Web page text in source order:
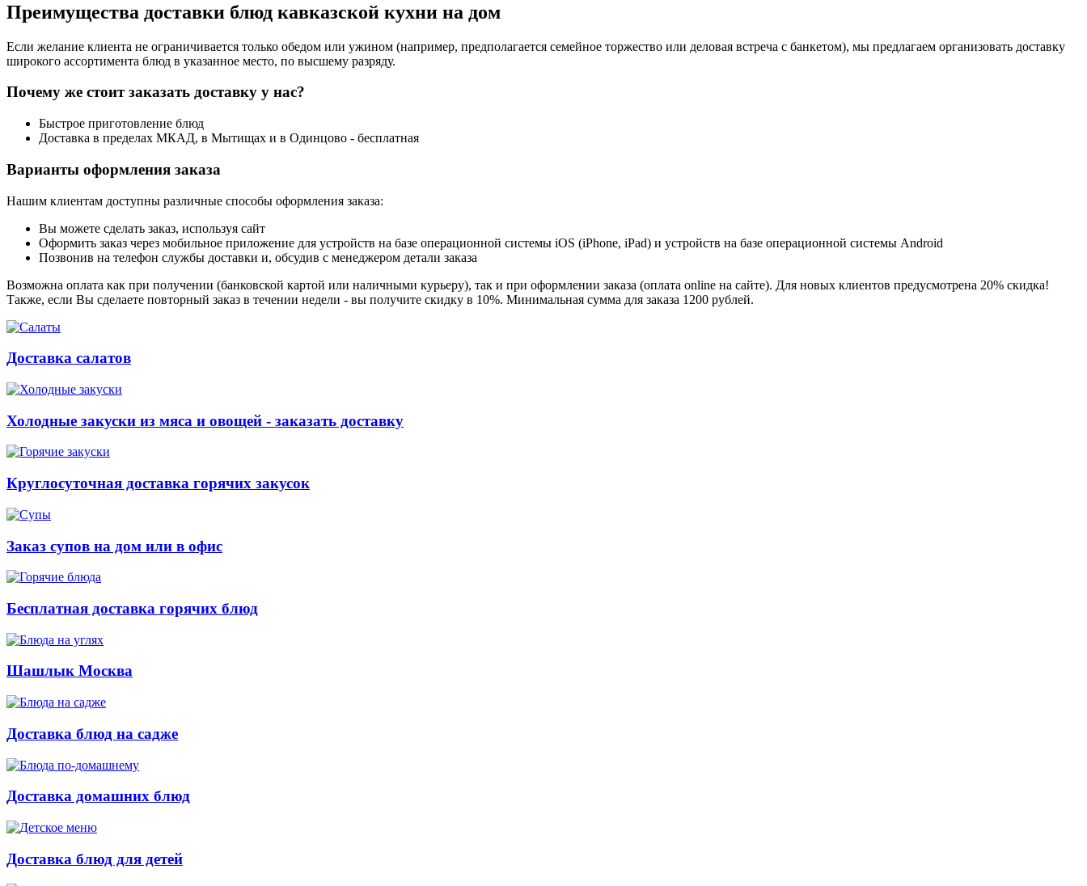
Преимущества доставки блюд кавказской кухни на дом
Если желание клиента не ограничивается только обедом или ужином (например, предполагается семейное торжество или деловая встреча с банкетом), мы предлагаем организовать доставку
широкого ассортимента блюд в указанное место, по высшему разряду.
Почему же стоит заказать доставку у нас?
Быстрое приготовление блюд
Доставка в пределах МКАД, в Мытищах и в Одинцово - бесплатная
Варианты оформления заказа
Нашим клиентам доступны различные способы оформления заказа:
Вы можете сделать заказ, используя сайт
Оформить заказ через мобильное приложение для устройств на базе операционной системы iOS (iPhone, iPad) и устройств на базе операционной системы Android
Позвонив на телефон службы доставки и, обсудив с менеджером детали заказа
Возможна оплата как при получении (банковской картой или наличными курьеру), так и при оформлении заказа (оплата online на сайте). Для новых клиентов предусмотрена 20% скидка!
Также, если Вы сделаете повторный заказ в течении недели - вы получите скидку в 10%. Минимальная сумма для заказа 1200 рублей.
Доставка салатов
Холодные закуски из мяса и овощей - заказать доставку
Круглосуточная доставка горячих закусок
Заказ супов на дом или в офис
Бесплатная доставка горячих блюд
Шашлык Москва
Доставка блюд на садже
Доставка домашних блюд
Доставка блюд для детей